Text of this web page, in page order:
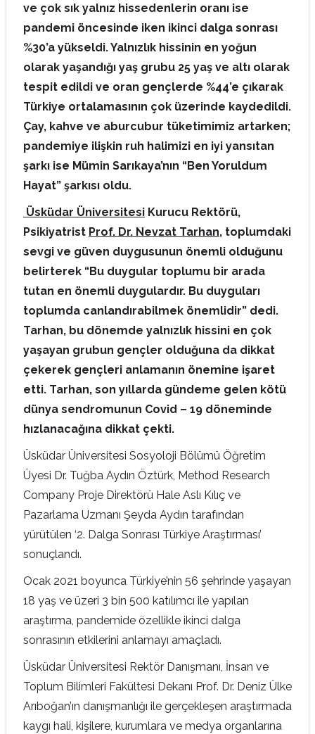
ve çok sık yalnız hissedenlerin oranı ise
pandemi öncesinde iken ikinci dalga sonrası
%30’a yükseldi. Yalnızlık hissinin en yoğun
olarak yaşandığı yaş grubu 25 yaş ve altı olarak
tespit edildi ve oran gençlerde %44’e çıkarak
Türkiye ortalamasının çok üzerinde kaydedildi.
Çay, kahve ve aburcubur tüketimimiz artarken;
pandemiye ilişkin ruh halimizi en iyi yansıtan
şarkı ise Mümin Sarıkaya’nın “Ben Yoruldum
Hayat” şarkısı oldu.
Üsküdar Üniversitesi Kurucu Rektörü,
Psikiyatrist Prof. Dr. Nevzat Tarhan, toplumdaki
sevgi ve güven duygusunun önemli olduğunu
belirterek “Bu duygular toplumu bir arada
tutan en önemli duygulardır. Bu duyguları
toplumda canlandırabilmek önemlidir” dedi.
Tarhan, bu dönemde yalnızlık hissini en çok
yaşayan grubun gençler olduğuna da dikkat
çekerek gençleri anlamanın önemine işaret
etti. Tarhan, son yıllarda gündeme gelen kötü
dünya sendromunun Covid – 19 döneminde
hızlanacağına dikkat çekti.
Üsküdar Üniversitesi Sosyoloji Bölümü Öğretim
Üyesi Dr. Tuğba Aydın Öztürk, Method Research
Company Proje Direktörü Hale Aslı Kılıç ve
Pazarlama Uzmanı Şeyda Aydın tarafından
yürütülen ‘2. Dalga Sonrası Türkiye Araştırması’
sonuçlandı.
Ocak 2021 boyunca Türkiye’nin 56 şehrinde yaşayan
18 yaş ve üzeri 3 bin 500 katılımcı ile yapılan
araştırma, pandemide özellikle ikinci dalga
sonrasının etkilerini anlamayı amaçladı.
Üsküdar Üniversitesi Rektör Danışmanı, İnsan ve
Toplum Bilimleri Fakültesi Dekanı Prof. Dr. Deniz Ülke
Arıboğan’ın danışmanlığı ile gerçekleşen araştırmada
kaygı hali, kişilere, kurumlara ve medya organlarına